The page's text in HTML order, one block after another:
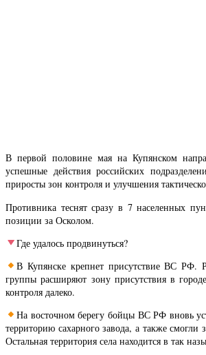
В первой половине мая на Купянском
успешные действия российских
приросты зон контроля и улучшения
Противника теснят сразу в 7 населенных
позиции за Осколом.
Где удалось продвинуться?
В Купянске крепнет присутствие ВС РФ.
группы расширяют зону присутствия в
контроля далеко.
На восточном берегу бойцы ВС РФ вновь
территорию сахарного завода, а также смогли
Остальная территория села находится в так